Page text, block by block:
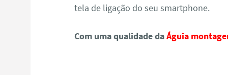
tela de ligação do seu smartphone.
Com uma qualidade daÁguia